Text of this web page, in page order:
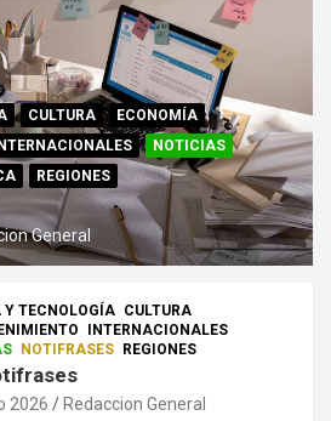
CULTURA
ECONOMÍA
INTERNACIONALES
NOTICIAS
REGIONES
General
Y TECNOLOGÍA CULTURA
INTERNACIONALES
NOTIFRASES REGIONES
2026 Redaccion General